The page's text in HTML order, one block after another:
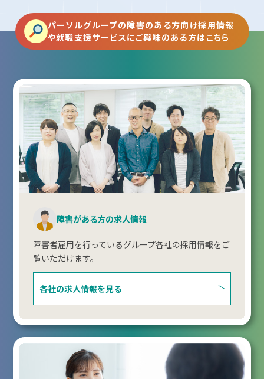
パーソルグループの障害のある方向け採用情報
や就職支援サービスにご興味のある方はこちら
障害がある方の求人情報
障害者雇用を行っているグループ各社の採用情報をご
覧いただけます。
各社の求人情報を見る